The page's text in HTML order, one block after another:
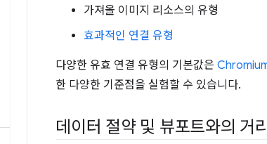
가져올 이미지 리소스의 유형
효과적인 연결 유형
다양한 유효 연결 유형의 기본값은
한 다양한 기준점을 실험할 수 있습니다.
데이터 절약 및 뷰포트와의 거